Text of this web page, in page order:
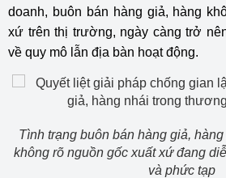
doanh, buôn bán hàng giả, hàng
xứ trên thị trường, ngày càng trở
về quy mô lẫn địa bàn hoạt động.
Tình trạng buôn bán hàng giả,
không rõ nguồn gốc xuất xứ đang
và phức tạp